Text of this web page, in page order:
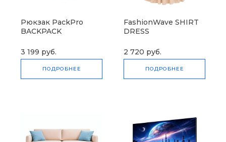
Рюкзак PackPro
BACKPACK
3 199 руб.
ПОДРОБНЕЕ
FashionWave SHIRT
DRESS
2 720 руб.
ПОДРОБНЕЕ